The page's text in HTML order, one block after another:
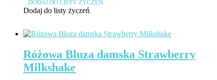
DODAJ DO LISTY ŻYCZEŃ
Dodaj do listy życzeń
Różowa Bluza damska Strawberry
Milkshake